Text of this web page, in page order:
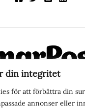
din integritet
för att förbättra din
annonser eller
modern
men också med
vi vara din självklara